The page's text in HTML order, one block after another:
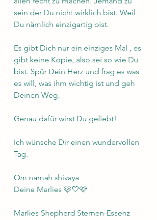
sein der Du nicht wirklich bist. Weil
Du nämlich einzigartig bist.
Es gibt Dich nur ein einziges Mal , es
gibt keine Kopie, also sei so wie Du
bist. Spür Dein Herz und frag es was
es will, was ihm wichtig ist und geh
Deinen Weg.
Genau dafür wirst Du geliebt!
Ich wünsche Dir einen wundervollen
Tag.
Om namah shivaya
Deine Marlies 🩷🤍🩷
Marlies Shepherd Sternen-Essenz